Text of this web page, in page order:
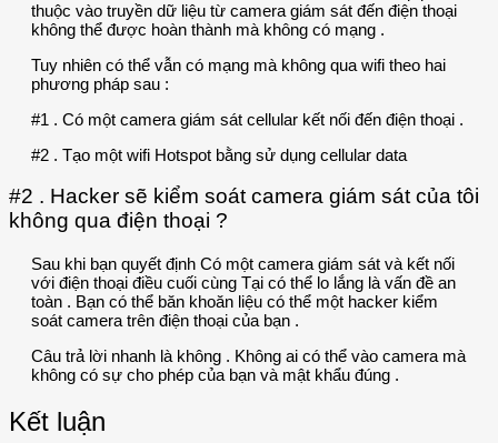
thuộc vào truyền dữ liệu từ camera giám sát đến điện thoại
không thể được hoàn thành mà không có mạng .
Tuy nhiên có thể vẫn có mạng mà không qua wifi theo hai
phương pháp sau :
#1 . Có một camera giám sát cellular kết nối đến điện thoại .
#2 . Tạo một wifi Hotspot bằng sử dụng cellular data
#2 . Hacker sẽ kiểm soát camera giám sát của tôi
không qua điện thoại ?
Sau khi bạn quyết định Có một camera giám sát và kết nối
với điện thoại điều cuối cùng Tại có thể lo lắng là vấn đề an
toàn . Bạn có thể băn khoăn liệu có thể một hacker kiểm
soát camera trên điện thoại của bạn .
Câu trả lời nhanh là không . Không ai có thể vào camera mà
không có sự cho phép của bạn và mật khẩu đúng .
Kết luận